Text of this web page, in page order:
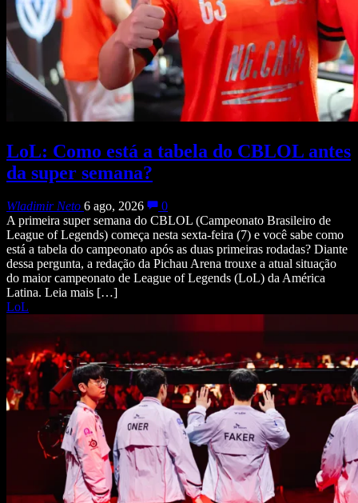
LoL: Como está a tabela do CBLOL antes
da super semana?
Wladimir Neto 6 ago, 2026
0
A primeira super semana do CBLOL (Campeonato Brasileiro de
League of Legends) começa nesta sexta-feira (7) e você sabe como
está a tabela do campeonato após as duas primeiras rodadas? Diante
dessa pergunta, a redação da Pichau Arena trouxe a atual situação
do maior campeonato de League of Legends (LoL) da América
Latina. Leia mais […]
LoL